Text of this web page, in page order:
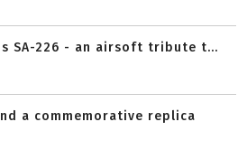
SA-226 - an airsoft tribute t...
a commemorative replica